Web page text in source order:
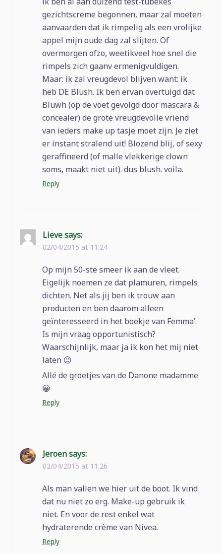
gezichtscreme begonnen, maar zal moeten
aanvaarden dat ik rimpelig als een vrolijke
appel mijn oude dag zal slijten. Of
overmorgen ofzo, weetikveel hoe snel die
rimpels zich gaanv ermenigvuldigen.
Maar: ik zal vreugdevol blijven want: ik
heb DE Blush. Ik ben ervan overtuigd dat
Bluwh (op de voet gevolgd door mascara &
concealer) de grote vreugdevolle vriend
van ieders make up tasje moet zijn. Je ziet
er instant stralend uit! Blozend blij, of sexy
geraffineerd (of malle vlekkerige clown
soms, maakt niet uit). dus blush. voila.
Reply
Lieve says:
02/04/2015 at 11:24
Op mijn 50-ste smeer ik aan de vleet.
Eigelijk noemen ze dat plamuren, rimpels
dichten. Net als jij ben ik trouw aan
producten en ben daarom alleen
geïnteresseerd in het boekje van Femma’.
Is mijn vraag opportunistisch?
Waarschijnlijk, maar ja ik kon het mij niet
laten 😉
Allé de groetjes van de Danone madamme
😀
Reply
Jeroen says:
02/04/2015 at 11:26
Als man vallen we hier uit de boot. Ik vind
dat nu niet zo erg. Make-up gebruik ik
niet. En voor de rest enkel wat
hydraterende crème van Nivea.
Reply